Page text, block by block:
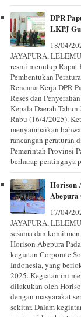
DPR
LKPJ
18/04/
JAYAPURA,
resmi menutup Rapat
Pembentukan
Rencana Kerja DPR
Reses dan
Kepala Daerah
Rabu (16/4/2025).
menyampaikan
rancangan peraturan
Pemerintah Provinsi
berharap pentingnya
Horison
Abepura
17/04/
JAYAPURA,
sesama dan
Horison Abepura
kegiatan Corporate
Indonesia, yang
2025. Kegiatan ini
dilakukan oleh
dengan masyarakat
sekitar. Dalam